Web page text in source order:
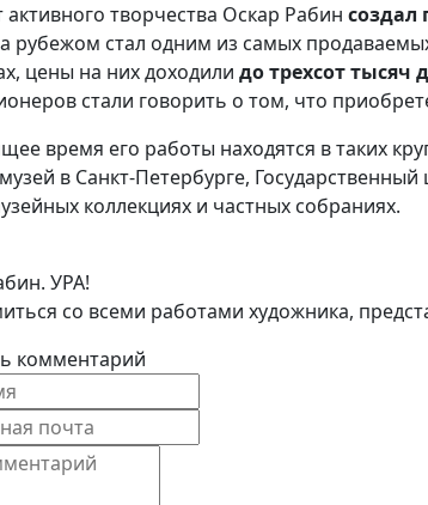
активного творчества Оскар Рабин создал
рубежом стал одним из самых
цены на них доходили до трехсот тысяч
стали говорить о том, что
время его работы находятся в таких
в Санкт-Петербурге,
коллекциях и частных собраниях.
УРА!
со всеми работами художника,
комментарий